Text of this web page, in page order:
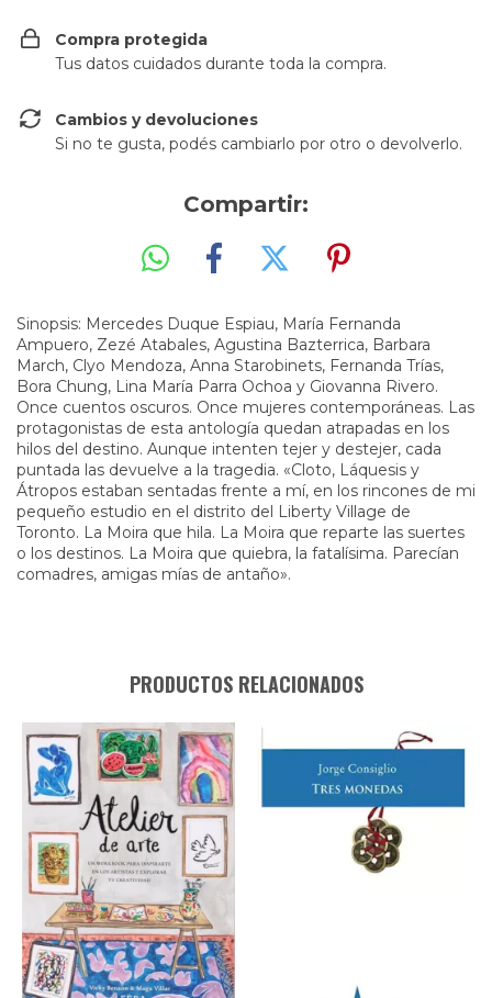
Compra protegida
Tus datos cuidados durante toda la compra.
Cambios y devoluciones
Si no te gusta, podés cambiarlo por otro o devolverlo.
Compartir:
Sinopsis: Mercedes Duque Espiau, María Fernanda
Ampuero, Zezé Atabales, Agustina Bazterrica, Barbara
March, Clyo Mendoza, Anna Starobinets, Fernanda Trías,
Bora Chung, Lina María Parra Ochoa y Giovanna Rivero.
Once cuentos oscuros. Once mujeres contemporáneas. Las
protagonistas de esta antología quedan atrapadas en los
hilos del destino. Aunque intenten tejer y destejer, cada
puntada las devuelve a la tragedia. «Cloto, Láquesis y
Átropos estaban sentadas frente a mí, en los rincones de mi
pequeño estudio en el distrito del Liberty Village de
Toronto. La Moira que hila. La Moira que reparte las suertes
o los destinos. La Moira que quiebra, la fatalísima. Parecían
comadres, amigas mías de antaño».
PRODUCTOS RELACIONADOS